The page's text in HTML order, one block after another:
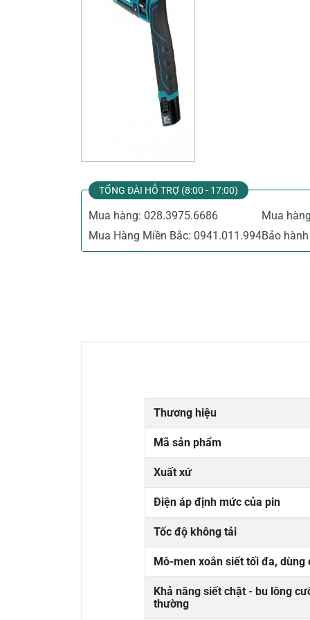
TỔNG ĐÀI HỖ TRỢ (8:00 - 17:00)
Mua hàng: 028.3975.6686
Mua
Mua Hàng Miền Bắc: 0941.011.994Bảo
Thương hiệu
Mã sản phẩm
Xuất xứ
Điện áp định mức của pin
Tốc độ không tải
Mô-men xoắn siết tối đa, dùng
Khả năng siết chặt - bu lông
thường